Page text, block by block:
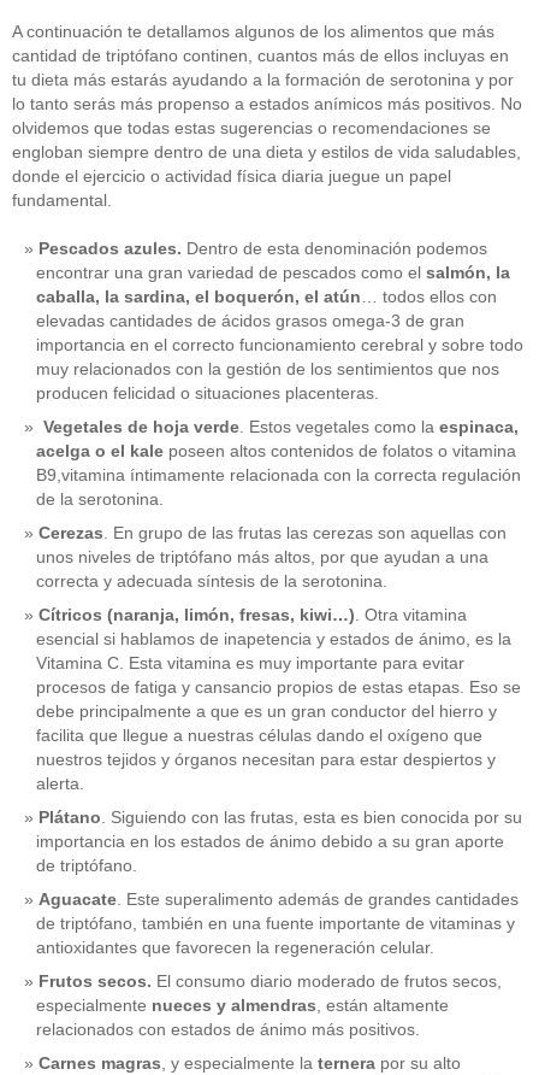
A continuación te detallamos algunos de los alimentos que más
cantidad de triptófano continen, cuantos más de ellos incluyas en
tu dieta más estarás ayudando a la formación de serotonina y por
lo tanto serás más propenso a estados anímicos más positivos. No
olvidemos que todas estas sugerencias o recomendaciones se
engloban siempre dentro de una dieta y estilos de vida saludables,
donde el ejercicio o actividad física diaria juegue un papel
fundamental.
Pescados azules. Dentro de esta denominación podemos
encontrar una gran variedad de pescados como el salmón, la
caballa, la sardina, el boquerón, el atún… todos ellos con
elevadas cantidades de ácidos grasos omega-3 de gran
importancia en el correcto funcionamiento cerebral y sobre todo
muy relacionados con la gestión de los sentimientos que nos
producen felicidad o situaciones placenteras.
Vegetales de hoja verde. Estos vegetales como la espinaca,
acelga o el kale poseen altos contenidos de folatos o vitamina
B9,vitamina íntimamente relacionada con la correcta regulación
de la serotonina.
Cerezas. En grupo de las frutas las cerezas son aquellas con
unos niveles de triptófano más altos, por que ayudan a una
correcta y adecuada síntesis de la serotonina.
Cítricos (naranja, limón, fresas, kiwi…). Otra vitamina
esencial si hablamos de inapetencia y estados de ánimo, es la
Vitamina C. Esta vitamina es muy importante para evitar
procesos de fatiga y cansancio propios de estas etapas. Eso se
debe principalmente a que es un gran conductor del hierro y
facilita que llegue a nuestras células dando el oxígeno que
nuestros tejidos y órganos necesitan para estar despiertos y
alerta.
Plátano. Siguiendo con las frutas, esta es bien conocida por su
importancia en los estados de ánimo debido a su gran aporte
de triptófano.
Aguacate. Este superalimento además de grandes cantidades
de triptófano, también en una fuente importante de vitaminas y
antioxidantes que favorecen la regeneración celular.
Frutos secos. El consumo diario moderado de frutos secos,
especialmente nueces y almendras, están altamente
relacionados con estados de ánimo más positivos.
Carnes magras, y especialmente la ternera por su alto